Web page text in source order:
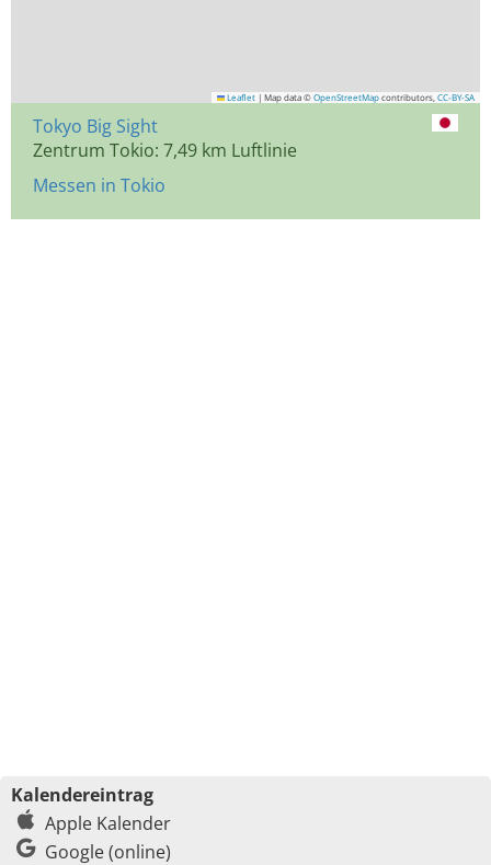
Leaflet | Map data © OpenStreetMap contributors, CC-BY-SA
Tokyo Big Sight
Zentrum Tokio: 7,49 km Luftlinie
Messen in Tokio
Kalendereintrag
Apple Kalender
Google (online)